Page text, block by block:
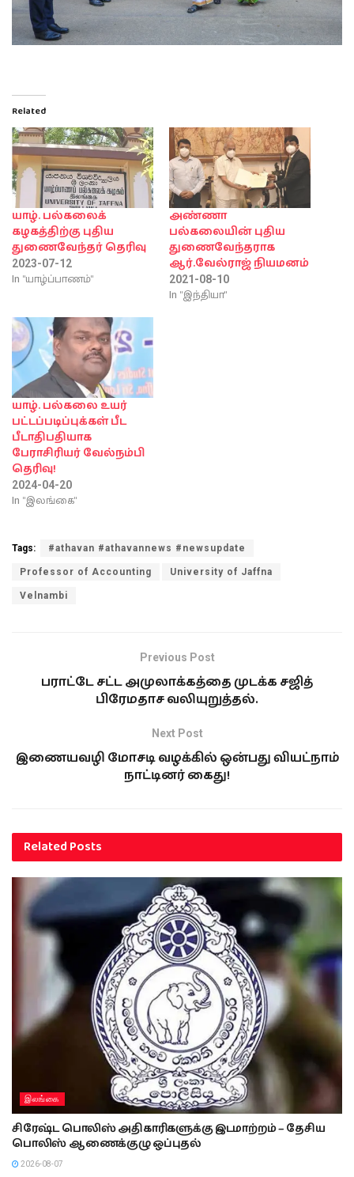
Related
யாழ். பல்கலைக்
கழகத்திற்கு புதிய
துணைவேந்தர் தெரிவு
2023-07-12
In "யாழ்ப்பாணம்"
அண்ணா
பல்கலையின் புதிய
துணைவேந்தராக
ஆர்.வேல்ராஜ் நியமனம்
2021-08-10
In "இந்தியா"
யாழ். பல்கலை உயர்
பட்டப்படிப்புக்கள் பீட
பீடாதிபதியாக
பேராசிரியர் வேல்நம்பி
தெரிவு!
2024-04-20
In "இலங்கை"
Tags: #athavan #athavannews #newsupdate
Professor of Accounting University of Jaffna
Velnambi
Previous Post
பராட்டே சட்ட அமுலாக்கத்தை முடக்க சஜித்
பிரேமதாச வலியுறுத்தல்.
Next Post
இணையவழி மோசடி வழக்கில் ஒன்பது வியட்நாம்
நாட்டினர் கைது!
RelatedPosts
இலங்கை
சிரேஷ்ட பொலிஸ் அதிகாரிகளுக்கு இடமாற்றம் – தேசிய
பொலிஸ் ஆணைக்குழு ஒப்புதல்
2026-08-07